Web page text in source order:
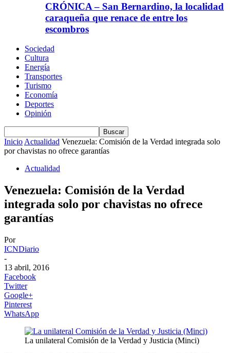
CRÓNICA – San Bernardino, la localidad
caraqueña que renace de entre los
escombros
Sociedad
Cultura
Energía
Transportes
Turismo
Economía
Deportes
Opinión
InicioActualidad Venezuela: Comisión de la Verdad integrada solo
por chavistas no ofrece garantías
Actualidad
Venezuela: Comisión de la Verdad
integrada solo por chavistas no ofrece
garantías
Por
ICNDiario
-
13 abril, 2016
Facebook
Twitter
Google+
Pinterest
WhatsApp
La unilateral Comisión de la Verdad y Justicia (Minci)